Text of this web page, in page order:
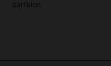
parfaite.